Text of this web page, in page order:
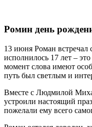
Ромин день
13 июня Роман
исполнилось 17 лет –
момент слова имеют
путь был светлым и
Вместе с Людмилой
устроили настоящий
пожелали ему всего